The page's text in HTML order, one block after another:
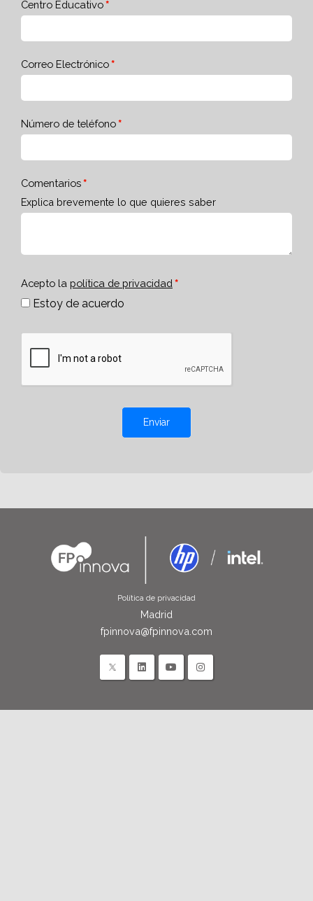
Centro Educativo
Correo Electrónico
Número de teléfono
Comentarios
Explica brevemente lo que quieres saber
Acepto la política de privacidad
Estoy de acuerdo
Enviar
Política de privacidad
Madrid
fpinnova@fpinnova.com